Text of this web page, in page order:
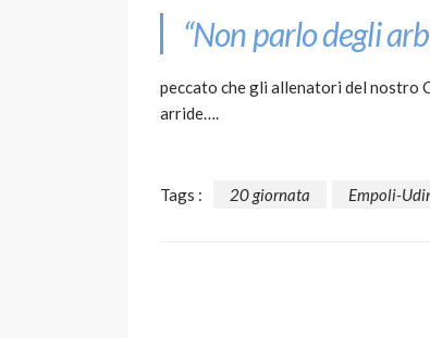
“Non parlo degli
peccato che gli allenatori del nostro
arride….
Tags : 20 giornata Empoli-